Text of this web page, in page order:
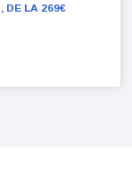
DE LA 269€